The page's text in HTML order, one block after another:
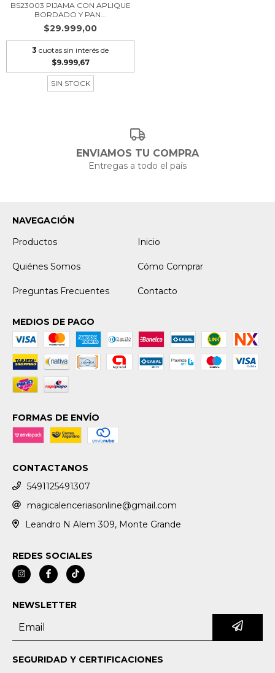
BS23003 PIJAMA CON APLIQUE
BORDADO Y PAN...
$29.999,00
3 cuotas sin interés de
$9.999,67
SIN STOCK
ENVIAMOS TU COMPRA
Entregas a todo el país
NAVEGACIÓN
Productos
Inicio
Quiénes Somos Cómo Comprar
Preguntas Frecuentes Contacto
MEDIOS DE PAGO
FORMAS DE ENVÍO
CONTACTANOS
5491125491307
magicalenceriasonline@gmail.com
Leandro N Alem 309, Monte Grande
REDES SOCIALES
NEWSLETTER
SEGURIDAD Y CERTIFICACIONES